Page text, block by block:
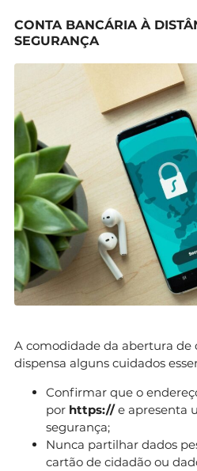
CONTA BANCÁRIA À
SEGURANÇA
A comodidade da abertura de
dispensa alguns cuidados
Confirmar que o
por https://e apresenta
segurança;
Nunca partilhar dados
cartão de cidadão ou